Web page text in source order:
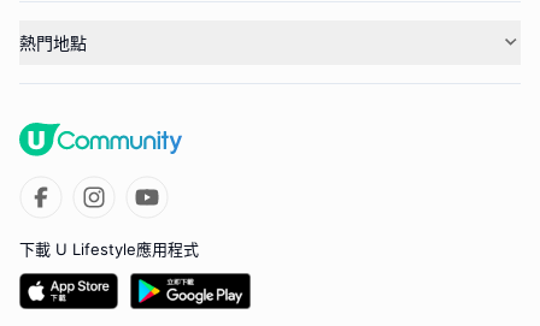
熱門地點
下載 U Lifestyle應用程式